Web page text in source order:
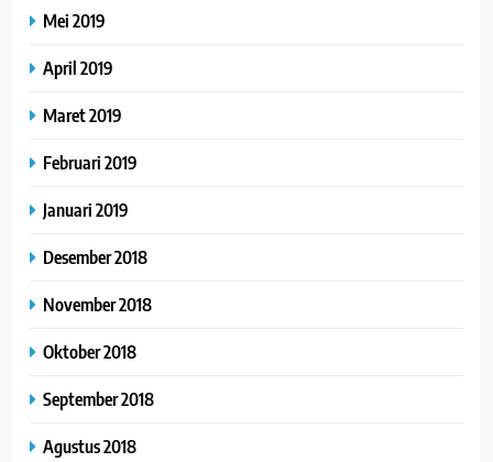
Mei 2019
April 2019
Maret 2019
Februari 2019
Januari 2019
Desember 2018
November 2018
Oktober 2018
September 2018
Agustus 2018